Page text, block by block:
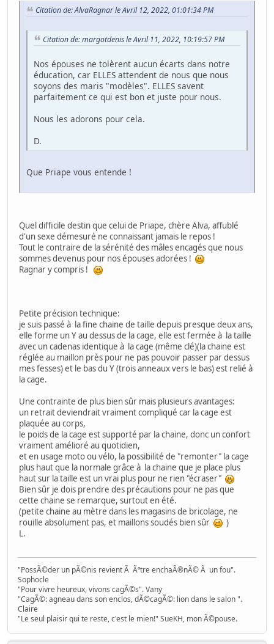
Citation de: AlvaRagnar le Avril 12, 2022, 01:01:34 PM
Citation de: margotdenis le Avril 11, 2022, 10:19:57 PM
Nos épouses ne tolèrent aucun écarts dans notre
éducation, car ELLES attendent de nous que nous
soyons des maris "modèles". ELLES savent
parfaitement ce qui est bon et juste pour nous.
Nous les adorons pour cela.
D.
Que Priape vous entende !
Quel difficile destin que celui de Priape, chère Alva, affublé
d'un sexe démesuré ne connaissant jamais le repos !
Tout le contraire de la sérénité des mâles encagés que nous
sommes devenus pour nos épouses adorées !
Ragnar y compris !
Petite précision technique:
je suis passé à la fine chaine de taille depuis presque deux ans,
elle forme un Y au dessus de la cage, elle est fermée à la taille
avec un cadenas identique à la cage (même clé)(la chaine est
réglée au maillon près pour ne pas pouvoir passer par dessus
mes fesses) et le bas du Y (trois anneaux vers le bas) est relié à
la cage.
Une contrainte de plus bien sûr mais plusieurs avantages:
un retrait deviendrait vraiment compliqué car la cage est
plaquée au corps,
le poids de la cage est supporté par la chaine, donc un confort
vraiment amélioré au quotidien,
et en usage moto ou vélo, la possibilité de "remonter" la cage
plus haut que la normale grâce à la chaine que je place plus
haut sur la taille est un vrai plus pour ne rien "écraser"
Bien sûr je dois prendre des précautions pour ne pas que
cette chaine se remarque, surtout en été.
(petite chaine au mètre dans les magasins de bricolage, ne
rouille absolument pas, et maillons soudés bien sûr
)
L.
"PossÃ©der un pÃ©nis revient Ã Ãªtre enchaÃ®nÃ© Ã un fou".
Sophocle
"Pour vivre heureux, vivons cagÃ©s". Vany
"CagÃ©: agneau dans son enclos, dÃ©cagÃ©: lion dans le salon ".
Claire
"Le seul plaisir qui te reste, c'est le mien!" SueKH, mon Ã©pouse.